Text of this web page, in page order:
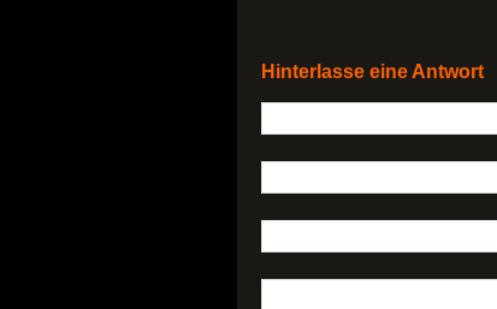
Hinterlasse eine Antwort